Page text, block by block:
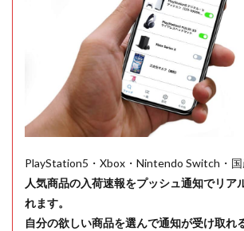
PlayStation5・Xbox・Nintendo Switch・
人気商品の入荷速報をプッシュ通知でリア
れます。
自分の欲しい商品を選んで通知が受け取れ